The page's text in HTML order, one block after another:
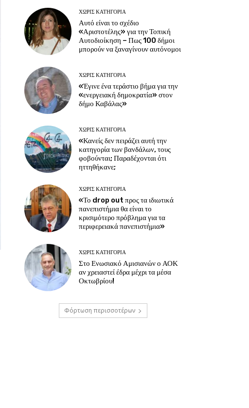
ΧΩΡΊΣ ΚΑΤΗΓΟΡΊΑ
Αυτό είναι το σχέδιο
«Αριστοτέλης» για την Τοπική
Αυτοδιοίκηση – Πως 100 δήμοι
μπορούν να ξαναγίνουν αυτόνομοι
ΧΩΡΊΣ ΚΑΤΗΓΟΡΊΑ
«Έγινε ένα τεράστιο βήμα για την
«ενεργειακή δημοκρατία» στον
δήμο Καβάλας»
ΧΩΡΊΣ ΚΑΤΗΓΟΡΊΑ
«Κανείς δεν πειράζει αυτή την
κατηγορία των βανδάλων, τους
φοβούνται; Παραδέχονται ότι
ηττηθήκανε;
ΧΩΡΊΣ ΚΑΤΗΓΟΡΊΑ
«Το drop out προς τα ιδιωτικά
πανεπιστήμια θα είναι το
κρισιμότερο πρόβλημα για τα
περιφερειακά πανεπιστήμια»
ΧΩΡΊΣ ΚΑΤΗΓΟΡΊΑ
Στο Ενωσιακό Αμισιανών ο ΑΟΚ
αν χρειαστεί έδρα μέχρι τα μέσα
Οκτωβρίου!
Φόρτωση περισσοτέρων